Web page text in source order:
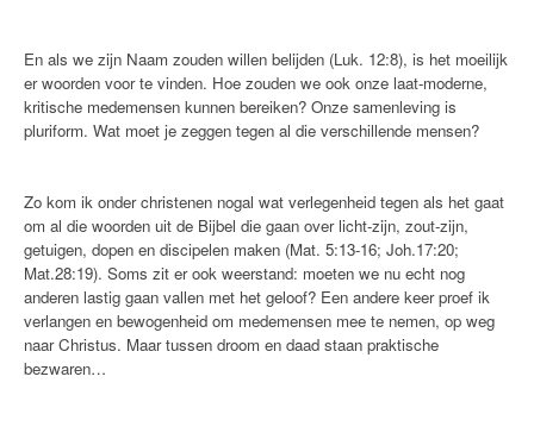
En als we zijn Naam zouden willen belijden (Luk. 12:8), is het moeilijk
er woorden voor te vinden. Hoe zouden we ook onze laat-moderne,
kritische medemensen kunnen bereiken? Onze samenleving is
pluriform. Wat moet je zeggen tegen al die verschillende mensen?
Zo kom ik onder christenen nogal wat verlegenheid tegen als het gaat
om al die woorden uit de Bijbel die gaan over licht-zijn, zout-zijn,
getuigen, dopen en discipelen maken (Mat. 5:13-16; Joh.17:20;
Mat.28:19). Soms zit er ook weerstand: moeten we nu echt nog
anderen lastig gaan vallen met het geloof? Een andere keer proef ik
verlangen en bewogenheid om medemensen mee te nemen, op weg
naar Christus. Maar tussen droom en daad staan praktische
bezwaren…